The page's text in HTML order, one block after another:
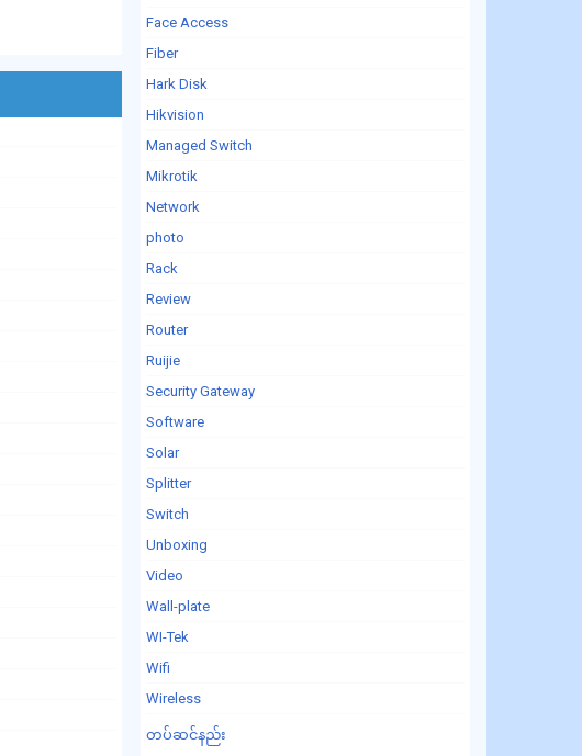
Face Access
Fiber
Hark Disk
Hikvision
Managed Switch
Mikrotik
Network
photo
Rack
Review
Router
Ruijie
Security Gateway
Software
Solar
Splitter
Switch
Unboxing
Video
Wall-plate
WI-Tek
Wifi
Wireless
တပ်ဆင်နည်း